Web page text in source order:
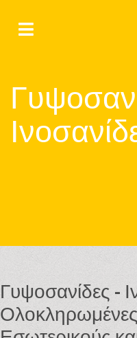
Γυψοσανίδες -
Ολοκληρωμένες